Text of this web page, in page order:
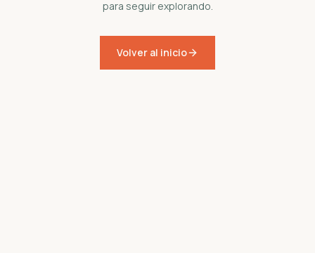
para seguir explorando.
Volver al inicio